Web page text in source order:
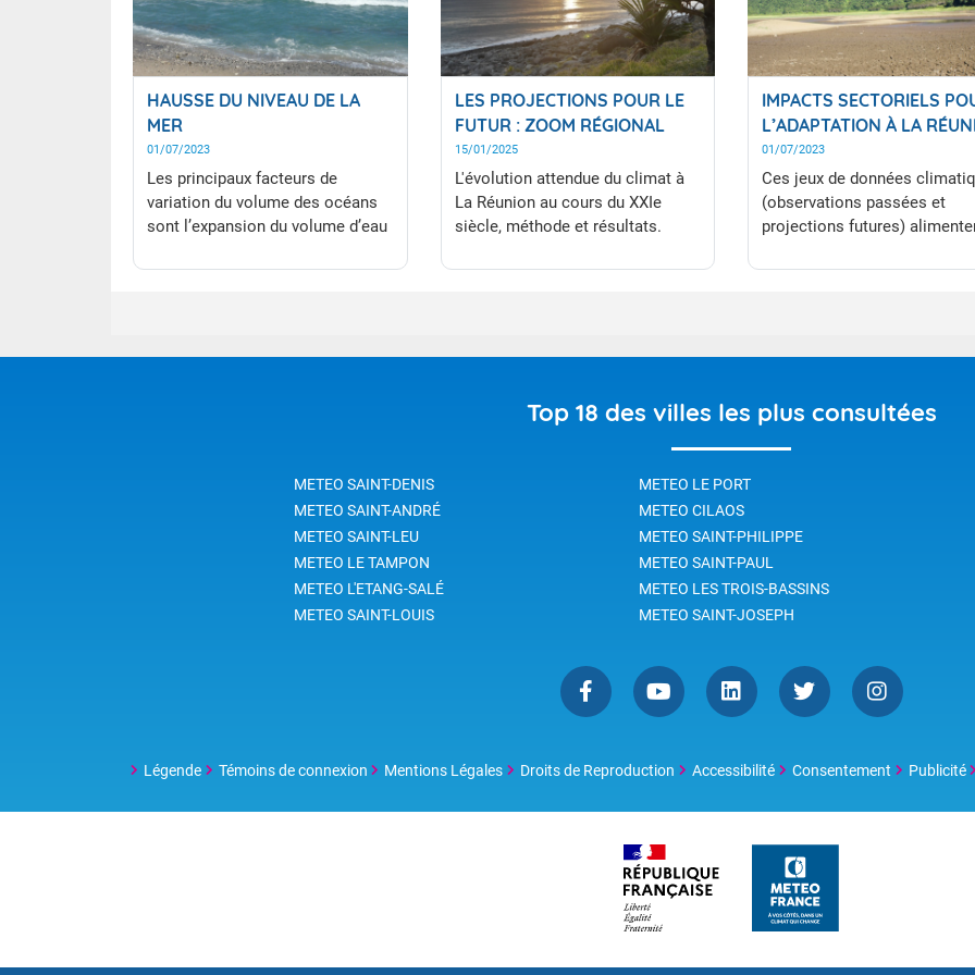
HAUSSE DU NIVEAU DE LA
MER
01/07/2023
Les principaux facteurs de
variation du volume des océans
sont l’expansion du volume d’eau
et l’écoulement dans les océans
LES PROJECTIONS POUR LE
FUTUR : ZOOM RÉGIONAL
15/01/2025
L'évolution attendue du climat à
La Réunion au cours du XXIe
siècle, méthode et résultats.
IMPACTS SECTORIELS
L’ADAPTATION À LA
01/07/2023
Ces jeux de données
(observations passées et
projections futures)
destination des services de
hyperthermie en contexte
bâtiment.
Top 18 des villes les plus consultées
METEO SAINT-DENIS METEO LE PORT
METEO SAINT-ANDRÉ
METEO CILAOS
METEO SAINT-LEU
METEO SAINT-PHILIPPE
METEO LE TAMPON
METEO SAINT-PAUL
METEO L'ETANG-SALÉ
METEO LES TROIS-BASSINS
METEO SAINT-LOUIS
METEO SAINT-JOSEPH
Légende Témoins de connexion Mentions Légales Droits de Reproduction Accessibilité Consentement Publicité